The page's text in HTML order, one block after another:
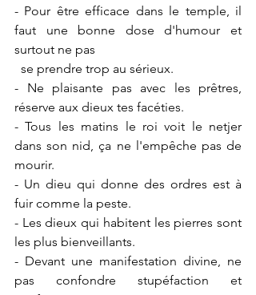
- Pour être efficace dans le temple, il
faut une bonne dose d'humour et
surtout ne pas
  se prendre trop au sérieux.
- Ne plaisante pas avec les prêtres,
réserve aux dieux tes facéties.
- Tous les matins le roi voit le netjer
dans son nid, ça ne l'empêche pas de
mourir.
- Un dieu qui donne des ordres est à
fuir comme la peste.
- Les dieux qui habitent les pierres sont
les plus bienveillants.
- Devant une manifestation divine, ne
pas confondre stupéfaction et